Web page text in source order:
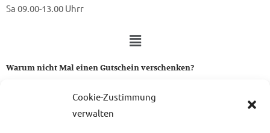
Cookie-Zustimmung
verwalten
Sa 09.00-13.00 Uhrr
Warum nicht Mal einen Gutschein verschenken?
Ein Gutschein von uns ist das perfekte Geschenk für alle Stoff-